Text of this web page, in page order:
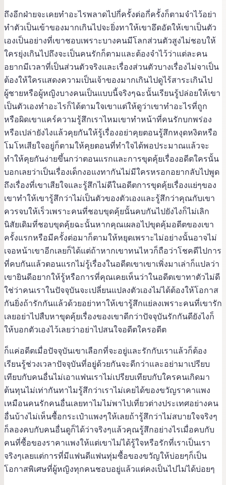
ถึงอีกฝ่ายจะเคยทำอะไรพลาดไปกี่ครั้งต่อกี่ครั้งก็ตามจำไว้อย่า
ทำตัวเป็นเข้าของมากเกินไปจะยิ่งทาให้เขาอึดอัดให้เขาเป็นตัว
เองเป็นอย่างที่เขาชอบเพราะบางคนมีโลกส่วนตัวสูงไม่ชอบให้
ใครยุ่งเกินไปถึงจะเป็นคนรักก็ตามและต้องจำไว้ว่าแต่ละคน
อยากมีเวลาที่เป็นส่วนตัวจริงและเรื่องส่วนตัวบางเรื่องไม่จาเป็น
ต้องให้ใครแสดงความเป็นเจ้าของมากเกินไปดูไร้สาระเกินไป
ผู้ชายหรือผู้หญิงบางคนเป็นแบบนี้จริงๆฉะนั้นเรียนรู้ปล่อยให้เขา
เป็นตัวเองทำอะไรก็ได้ตามใจเขาแต่ให้ดูว่าเขาทำอะไรที่ถูก
หรือผิดเขาแคร์ความรู้สึกเราไหมเขาทำหน้าที่คนรักบกพร่อง
หรือเปล่ายังไงแล้วคุยกันให้รู้เรื่องอย่าคุยตอนรู้สึกหงุดหงิดหรือ
โมโหเสียใจอยู่ก็ตามให้คุยตอนที่ทำใจได้พอประมาณแล้วจะ
ทำให้คุยกันง่ายขึ้นกว่าตอนแรกและการขุดคุ้ยเรื่องอดีตใครนั้น
บอกเลยว่าเป็นเรื่องเด็กงอแงทากันไม่มีใครหรอกอยากลับไปพูด
ถึงเรื่องที่เขาเสียใจและรู้สึกไม่ดีในอดีตการขุดคุ้ยเรื่องแย่ๆของ
เขาทำให้เขารู้สึกว่าไม่เป็นตัวของตัวเองและรู้สึกว่าคุณกับเขา
ควรจบให้เร็วเพราะคนที่ชอบขุดคุ้ยนั้นคบกันไปยังไงก็ไม่เลิก
นิสัยเดิมที่ชอบขุดคุ้ยฉะนั้นหากคุณเผลอไปขุดคุ้มอดีตของเขา
ครั้งแรกหรือมีครั้งต่อมาก็ตามให้หยุดเพราะไม่อย่างนั้นอาจไม่
เจอหน้าเขาอีกเลยก็ได้แต่ถ้าหากเขาทนไหวก็ถือว่าโชคดีไปการ
ที่คบกันแล้วตอนแรกไม่รู้เรื่องในอดีตเขาเขาเพิ่งมาเล่าก็แปลว่า
เขายินดีอยากให้รู้หรือการที่คุณเคยเห็นว่าในอดีตเขาทาตัวไม่ดี
ใช่ว่าคนเราในปัจจุบันจะเปลี่ยนแปลงตัวเองไม่ได้ต้องให้โอกาส
กันยิ่งถ้ารักกันแล้วด้วยอย่าทาให้เขารู้สึกแย่ลงเพราะคนที่เขารัก
เลยอย่าไปสืบหาขุดคุ้ยเรื่องของเขาดีกว่าปัจจุบันรักกันดียังไงก็
ให้บอกตัวเองไว้เลยว่าอย่าไปสนใจอดีตใครอดีต
ก็แค่อดีตเมื่อปัจจุบันเขาเลือกที่จะอยู่และรักกับเราแล้วก็ต้อง
เรียนรู้ช่วงเวลาปัจจุบันที่อยู่ด้วยกันจะดีกว่าและอย่ามาเปรียบ
เทียบกับคนอื่นไม่เอาแฟนเราไม่เปรียบเทียบกับใครคนเกิดมา
ต้นทุนไม่เท่ากันทาไมรู้สึกว่าเราไม่เคยได้ของขวัญราคาแพง
เหมือนคนรักคนอื่นเลยทาไมไม่พาไปเที่ยวต่างประเทศอย่างคน
อื่นบ้างไม่เห็นซื้อกระเป๋าแพงๆให้เลยถ้ารู้สึกว่าไม่สบายใจจริงๆ
ก็ลองคบกับคนอื่นดูก็ได้ว่าจริงๆแล้วคุณรู้สึกอย่างไรเมื่อคบกับ
คนที่ซื้อของราคาแพงให้แต่เขาไม่ได้รู้ใจหรือรักที่เราเป็นเรา
จริงๆเลยแต่การที่มีแฟนดีแฟนทุ่มซื้อของขวัญให้บ่อยๆก็เป็น
โอกาสพิเศษที่ผู้หญิงทุกคนชอบอยู่แล้วแต่คงเป็นไปไม่ได้บ่อยๆ